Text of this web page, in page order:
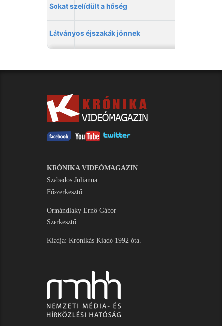
KRÓNIKA VIDEÓMAGAZIN
Szabados Julianna
Főszerkesztő
Ormándlaky Ernő Gábor
Szerkesztő
Kiadja: Krónikás Kiadó 1992 óta.